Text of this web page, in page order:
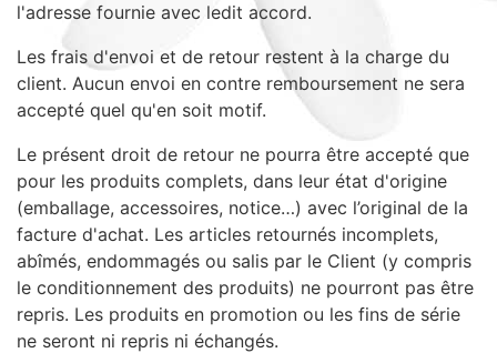
Décoration (22)
Sacs, Bijoux et Accessoires (33)
Textile (27)
Loisirs (19)
Nos Box (12)
Promotions
Nouveautés
Informations
Retour et remboursement
Nous contacter
l'adresse fournie avec ledit accord.
Les frais d'envoi et de retour restent à la charge du
client. Aucun envoi en contre remboursement ne sera
accepté quel qu'en soit motif.
Le présent droit de retour ne pourra être accepté que
pour les produits complets, dans leur état d'origine
(emballage, accessoires, notice…) avec l’original de la
facture d'achat. Les articles retournés incomplets,
abîmés, endommagés ou salis par le Client (y compris
le conditionnement des produits) ne pourront pas être
repris. Les produits en promotion ou les fins de série
ne seront ni repris ni échangés.